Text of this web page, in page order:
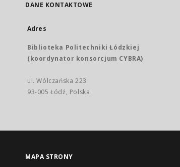
DANE KONTAKTOWE
Adres
Biblioteka Politechniki Łódzkiej
(koordynator konsorcjum CYBRA)
ul. Wólczańska 223
93-005 Łódź, Polska
MAPA STRONY